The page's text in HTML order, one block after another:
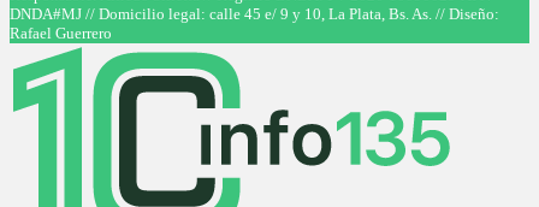
DNDA#MJ // Domicilio legal: calle 45 e/ 9 y 10, La Plata, Bs. As. // Diseño:
Rafael Guerrero